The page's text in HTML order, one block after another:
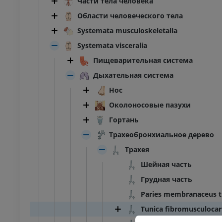
Области человеческого тела
Systemata musculoskeletalia
Systemata visceralia
Пищеварительная система
Дыхательная система
Нос
Околоносовые пазухи
Гортань
Трахеобронхиальное дерево
Трахея
Шейная часть
Грудная часть
Paries membranaceus
Tunica
ПРЕДПЛЮСНА - СТОПА